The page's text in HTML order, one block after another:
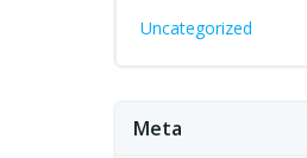
Uncategorized
Meta